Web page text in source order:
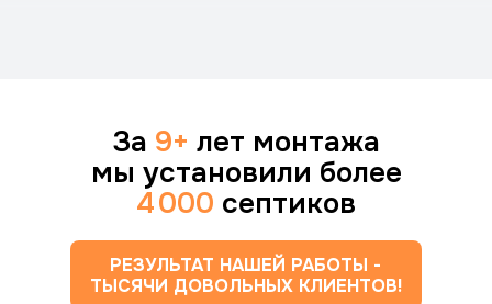
За 9+ лет монтажа
мы установили более
4 000 септиков
РЕЗУЛЬТАТ НАШЕЙ РАБОТЫ -
ТЫСЯЧИ ДОВОЛЬНЫХ КЛИЕНТОВ!